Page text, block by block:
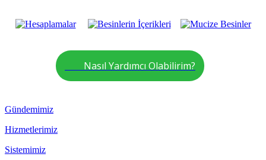
Nasıl Yardımcı Olabilirim?
Gündemimiz
Hizmetlerimiz
Sistemimiz